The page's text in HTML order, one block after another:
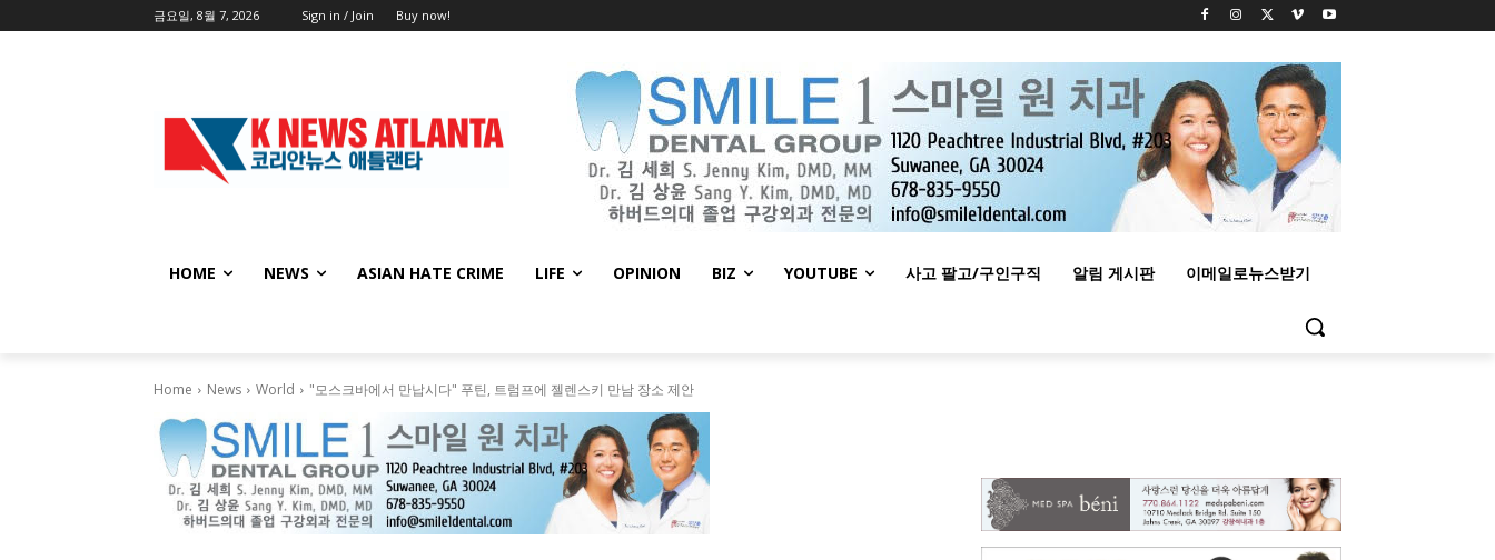
금요일, 8월 7, 2026 Sign in / Join Buy now!
HOME NEWS ASIAN HATE CRIME LIFE OPINION BIZ YOUTUBE 사고 팔고/구인구직 알림 게시판 이메일로뉴스받기
Home News World "모스크바에서 만납시다" 푸틴, 트럼프에 젤렌스키 만남 장소 제안